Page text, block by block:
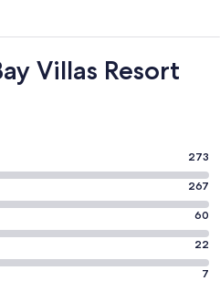
Villas Resort
273
267
60
22
7